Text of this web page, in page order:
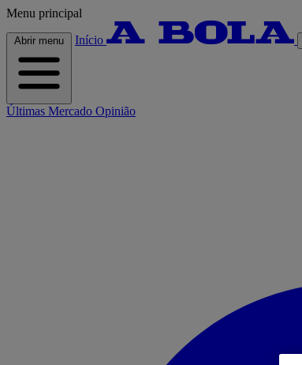
Menu principal
Abrir menu Início
Últimas Mercado Opinião